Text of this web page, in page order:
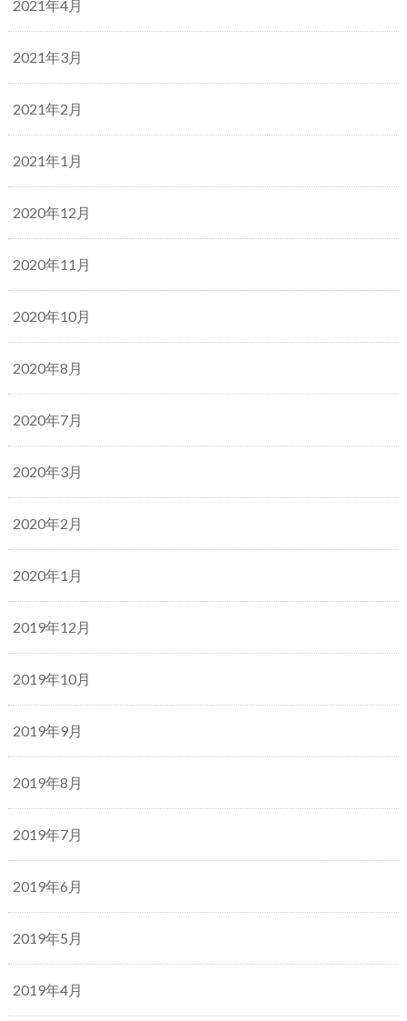
2021年4月
2021年3月
2021年2月
2021年1月
2020年12月
2020年11月
2020年10月
2020年8月
2020年7月
2020年3月
2020年2月
2020年1月
2019年12月
2019年10月
2019年9月
2019年8月
2019年7月
2019年6月
2019年5月
2019年4月